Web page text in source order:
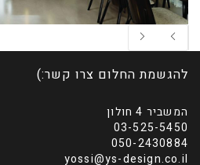
להגשמת החלום צרו קשר:)
המשביר 4 חולון
03-525-5450
050-2430884
yossi@ys-design.co.il